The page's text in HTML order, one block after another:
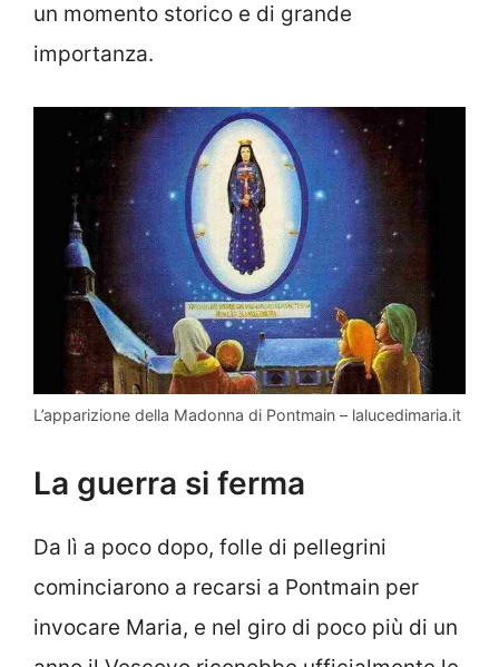
un momento storico e di grande
importanza.
L’apparizione della Madonna di Pontmain – lalucedimaria.it
La guerra si ferma
Da lì a poco dopo, folle di pellegrini
cominciarono a recarsi a Pontmain per
invocare Maria, e nel giro di poco più di un